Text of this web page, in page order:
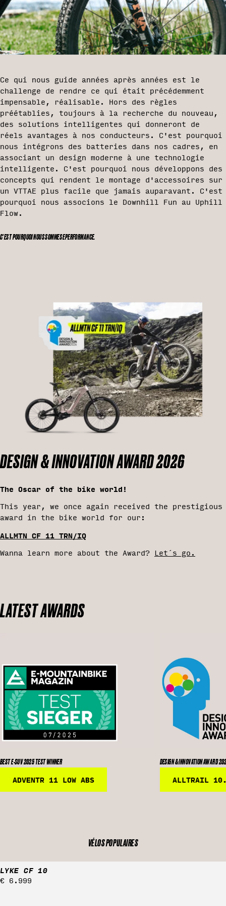
Ce qui nous guide années après années est le
challenge de rendre ce qui était précédemment
impensable, réalisable. Hors des règles
préétablies, toujours à la recherche du nouveau,
des solutions intelligentes qui donneront de
réels avantages à nos conducteurs. C'est pourquoi
nous intégrons des batteries dans nos cadres, en
associant un design moderne à une technologie
intelligente. C'est pourquoi nous développons des
concepts qui rendent le montage d'accessoires sur
un VTTAE plus facile que jamais auparavant. C'est
pourquoi nous associons le Downhill Fun au Uphill
Flow.
C'EST POURQUOINOUS SOMMES EPERFORMANCE.
DESIGN & INNOVATION AWARD 2026
The Oscar of the bike world!
This year, we once again received the prestigious
award in the bike world for our:
ALLMTN CF 11 TRN/IQ
Wanna learn more about the Award? Let´s go.
LATEST AWARDS
BEST E-SUV 2025 TEST WINNER
ADVENTR 11 LOW ABS
DESIGN & INNOVATION AWARD
ALLTRAIL
VÉLOS POPULAIRES
LYKE CF 10
Prix
€ 6.999